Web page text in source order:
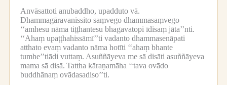
Anvāsattoti anubaddho, upadduto vā.
Dhammagāravanissito saṃvego dhammasaṃvego
‘‘amhesu nāma tiṭṭhantesu bhagavatopi īdisaṃ jāta’’nti.
‘‘Ahaṃ upaṭṭhahissāmī’’ti vadanto dhammasenāpati
atthato evaṃ vadanto nāma hotīti ‘‘ahaṃ bhante
tumhe’’tiādi vuttaṃ. Asuññāyeva me sā disāti asuññāyeva
mama sā disā. Tattha kāraṇamāha ‘‘tava ovādo
buddhānaṃ ovādasadiso’’ti.